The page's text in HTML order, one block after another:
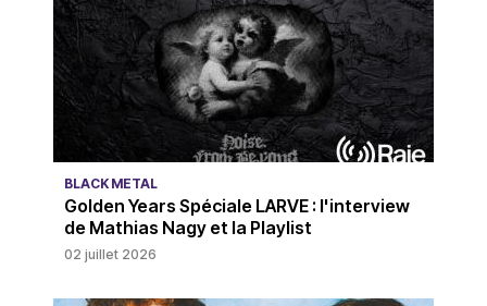
BLACK METAL
Golden Years Spéciale LARVE : l'interview
de Mathias Nagy et la Playlist
02 juillet 2026